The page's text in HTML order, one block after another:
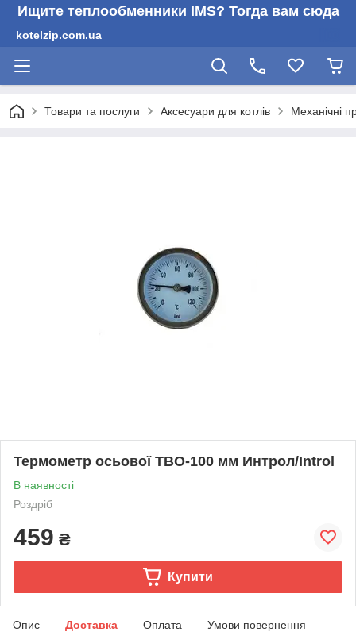
Ищите теплообменники IMS? Тогда вам сюда
kotelzip.com.ua
Товари та послуги Аксесуари для котлів Механічні
Термометр осьової ТВО-100 мм Интрол/Introl
В наявності
Роздріб
459 ₴
Купити
Опис Доставка Оплата Умови повернення